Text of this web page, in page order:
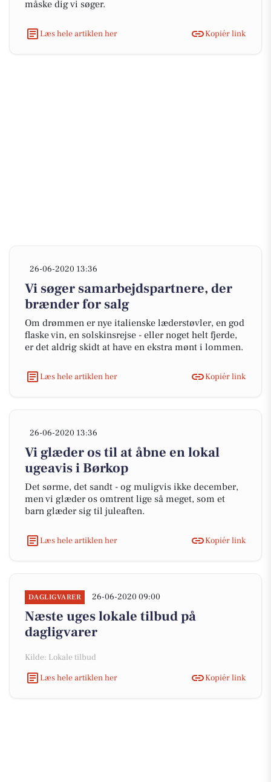
måske dig vi søger.
Læs hele artiklen her Kopiér link
26-06-2020 13:36
Vi søger samarbejdspartnere, der
brænder for salg
Om drømmen er nye italienske læderstøvler, en god
flaske vin, en solskinsrejse - eller noget helt fjerde,
er det aldrig skidt at have en ekstra mønt i lommen.
Læs hele artiklen her Kopiér link
26-06-2020 13:36
Vi glæder os til at åbne en lokal
ugeavis i Børkop
Det sørme, det sandt - og muligvis ikke december,
men vi glæder os omtrent lige så meget, som et
barn glæder sig til juleaften.
Læs hele artiklen her Kopiér link
DAGLIGVARER 26-06-2020 09:00
Næste uges lokale tilbud på
dagligvarer
Kilde: Lokale tilbud
Læs hele artiklen her
Kopiér link